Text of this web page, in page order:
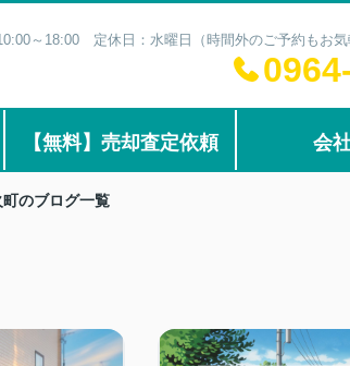
～18:00 定休日：水曜日（時間外のご予約もお気
【無料】売却査定依頼 会
のブログ一覧